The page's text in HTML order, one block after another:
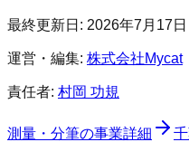
最終更新日: 2026年7月17日
運営・編集: 株式会社Mycat
責任者: 村岡 功規
測量・分筆の事業詳細